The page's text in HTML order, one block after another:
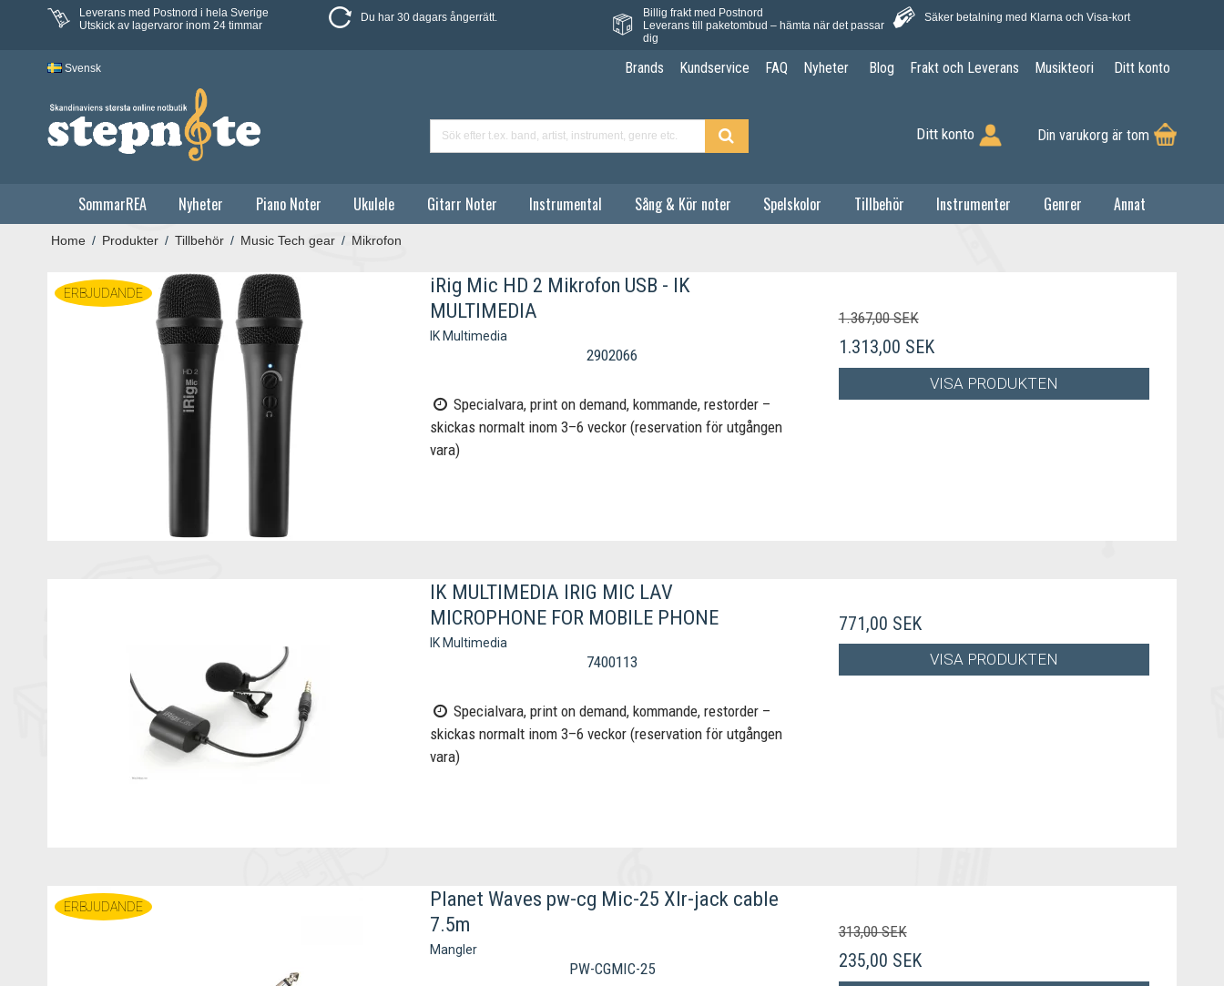
Leverans med Postnord i hela Sverige
Utskick av lagervaror inom 24 timmar
Du har 30 dagars ångerrätt.
Billig frakt med Postnord
Leverans till paketombud – hämta när det passar
dig
Säker betalning med Klarna och Visa-kort
Svensk Brands Kundservice FAQ Nyheter Blog Frakt och Leverans Musikteori Ditt konto
Ditt konto Din varukorg är tom
SommarREA Nyheter Piano Noter Ukulele Gitarr Noter Instrumental Sång & Kör noter Spelskolor Tillbehör Instrumenter Genrer Annat
Home / Produkter / Tillbehör / Music Tech gear / Mikrofon
ERBJUDANDE
iRig Mic HD 2 Mikrofon USB - IK
MULTIMEDIA
IK Multimedia
2902066
Specialvara, print on demand, kommande, restorder –
skickas normalt inom 3–6 veckor (reservation för utgången
vara)
1.367,00 SEK
1.313,00 SEK
VISA PRODUKTEN
IK MULTIMEDIA IRIG MIC LAV
MICROPHONE FOR MOBILE PHONE
IK Multimedia
7400113
Specialvara, print on demand, kommande, restorder –
skickas normalt inom 3–6 veckor (reservation för utgången
vara)
771,00 SEK
VISA PRODUKTEN
ERBJUDANDE
Planet Waves pw-cg Mic-25 Xlr-jack cable
7.5m
Mangler
PW-CGMIC-25
313,00 SEK
235,00 SEK